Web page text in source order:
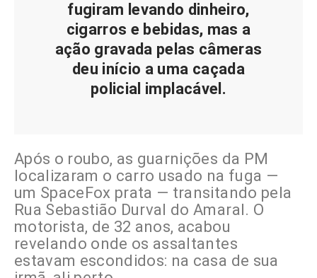
fugiram levando dinheiro,
cigarros e bebidas, mas a
ação gravada pelas câmeras
deu início a uma caçada
policial implacável.
Após o roubo, as guarnições da PM
localizaram o carro usado na fuga —
um SpaceFox prata — transitando pela
Rua Sebastião Durval do Amaral. O
motorista, de 32 anos, acabou
revelando onde os assaltantes
estavam escondidos: na casa de sua